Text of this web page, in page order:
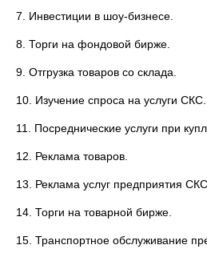
7. Инвестиции в шоу-бизнесе.
8. Торги на фондовой бирже.
9. Отгрузка товаров со склада.
10. Изучение спроса на услуги СКС.
11. Посреднические услуги при
12. Реклама товаров.
13. Реклама услуг предприятия СКС.
14. Торги на товарной бирже.
15. Транспортное обслуживание